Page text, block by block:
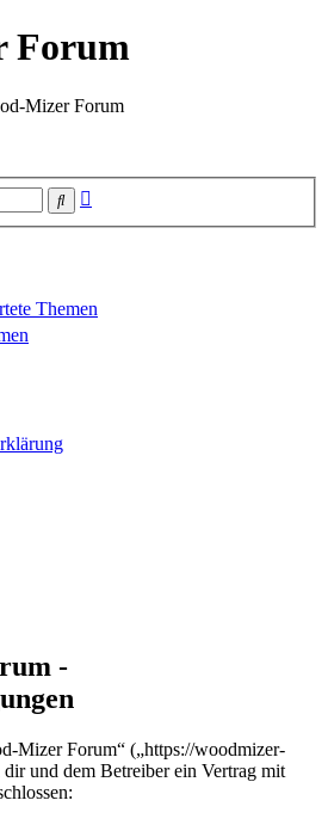
Forum
Mizer Forum
Suche
Themen
-
Mizer Forum“ („https://woodmizer-
und dem Betreiber ein Vertrag mit